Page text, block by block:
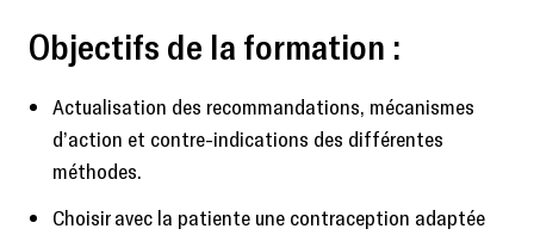
Objectifs de la formation :
Actualisation des recommandations, mécanismes
d’action et contre-indications des différentes
méthodes.
Choisir avec la patiente une contraception adaptée